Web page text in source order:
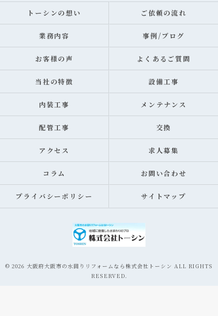
トーシンの想い ご依頼の流れ
業務内容 事例/ブログ
お客様の声 よくあるご質問
当社の特徴 設備工事
内装工事 メンテナンス
配管工事 交換
アクセス 求人募集
コラム お問い合わせ
プライバシーポリシー サイトマップ
© 2026 大阪府大阪市の水回りリフォームなら株式会社トーシン ALL RIGHTS
RESERVED.